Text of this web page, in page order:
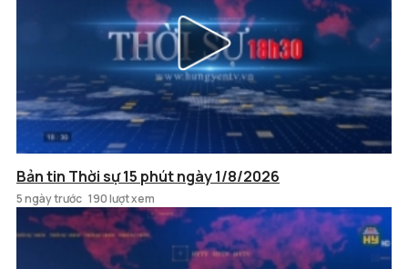
Bản tin Thời sự 15 phút ngày 1/8/2026
5 ngày trước 190 lượt xem